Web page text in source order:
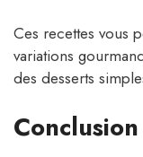
Ces recettes vous
variations
des desserts
Conclusion